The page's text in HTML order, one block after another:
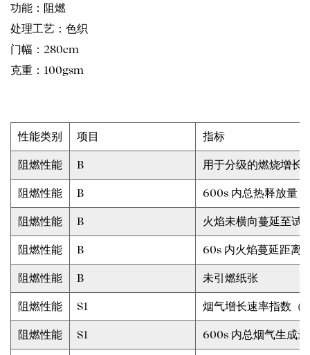
功能：阻燃
处理工艺：色织
门幅：280cm
克重：100gsm
性能类别 项目 指标
阻燃性能 B 用于分级的燃烧增长
阻燃性能 B 600s 内总热释放量
阻燃性能 B 火焰未横向蔓延至试
阻燃性能 B 60s 内火焰蔓延距离
阻燃性能 B 未引燃纸张
阻燃性能 S1 烟气增长速率指数（
阻燃性能 S1 600s 内总烟气生成